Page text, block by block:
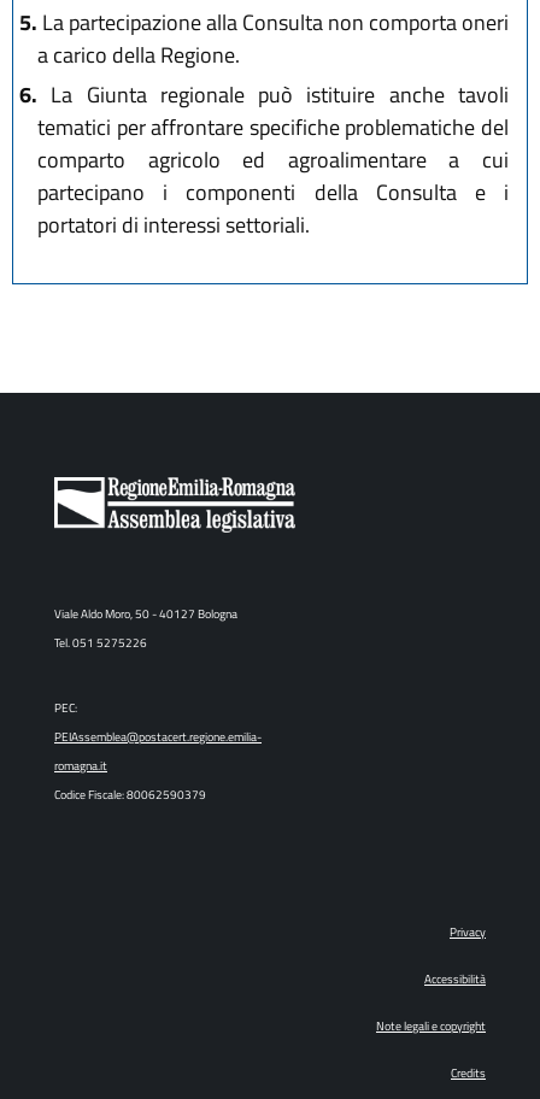
5. La partecipazione alla Consulta non comporta oneri
a carico della Regione.
6. La Giunta regionale può istituire anche tavoli
tematici per affrontare specifiche problematiche del
comparto agricolo ed agroalimentare a cui
partecipano i componenti della Consulta e i
portatori di interessi settoriali.
Viale Aldo Moro, 50 - 40127 Bologna
Tel. 051 5275226
PEC:
PEIAssemblea@postacert.regione.emilia-
romagna.it
Codice Fiscale: 80062590379
Privacy
Accessibilità
Note legali e copyright
Credits